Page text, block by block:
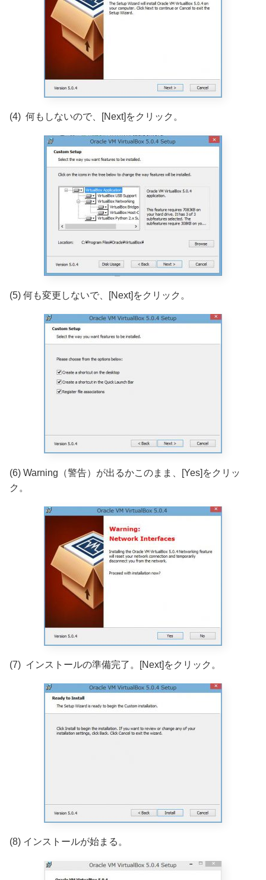
(4) 何もしないので、[Next]をクリック。
(5) 何も変更しないで、[Next]をクリック。
(6) Warning（警告）が出るかこのまま、[Yes]をクリッ
ク。
(7) インストールの準備完了。[Next]をクリック。
(8) インストールが始まる。